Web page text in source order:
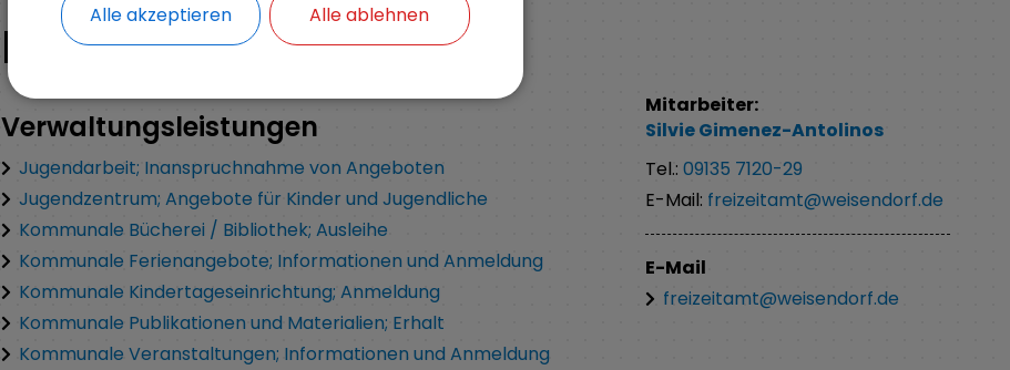
Freizeit und Kultur
Verwaltungsleistungen
Jugendarbeit; Inanspruchnahme von Angeboten
Jugendzentrum; Angebote für Kinder und Jugendliche
Kommunale Bücherei / Bibliothek; Ausleihe
Kommunale Ferienangebote; Informationen und Anmeldung
Kommunale Kindertageseinrichtung; Anmeldung
Kommunale Publikationen und Materialien; Erhalt
Kommunale Veranstaltungen; Informationen und Anmeldung
Mitarbeiter:
SilvieGimenez-Antolinos
Tel.:09135 7120-29
E-Mail: freizeitamt@weisendorf.de
E-Mail
freizeitamt@weisendorf.de
Alle akzeptieren Alle ablehnen